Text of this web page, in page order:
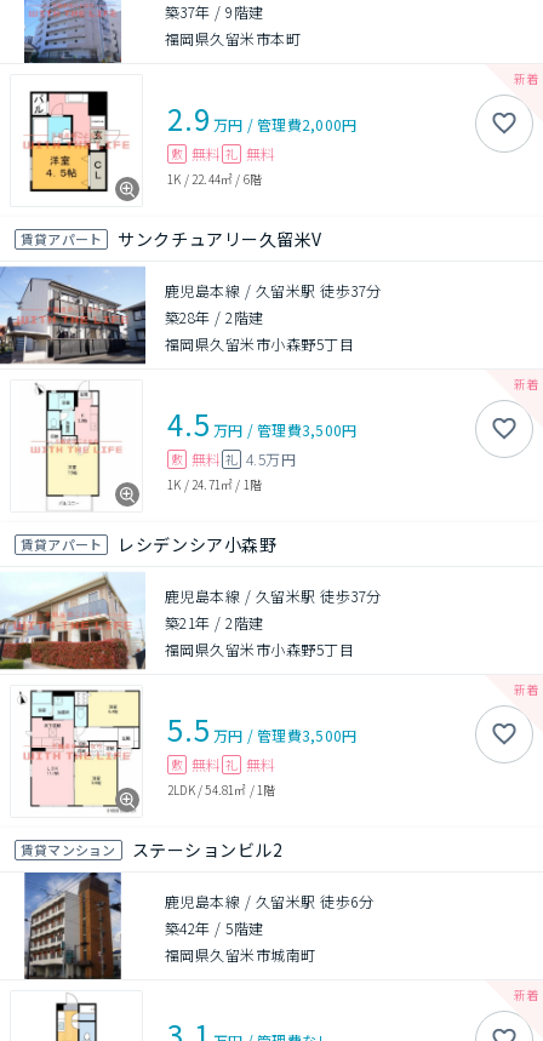
築37年 /9階建
福岡県久留米市本町
2.9 万円 /管理費2,000円
敷 無料 礼 無料
1K / 22.44㎡ / 6階
賃貸アパート サンクチュアリー久留米V
鹿児島本線 / 久留米駅 徒歩37分
築28年 /2階建
福岡県久留米市小森野5丁目
4.5 万円 /管理費3,500円
敷 無料 礼 4.5万円
1K / 24.71㎡ / 1階
賃貸アパート レシデンシア小森野
鹿児島本線 / 久留米駅 徒歩37分
築21年 /2階建
福岡県久留米市小森野5丁目
5.5 万円 /管理費3,500円
敷 無料 礼 無料
2LDK/54.81㎡ / 1階
賃貸マンション ステーションビル2
鹿児島本線 / 久留米駅 徒歩6分
築42年 /5階建
福岡県久留米市城南町